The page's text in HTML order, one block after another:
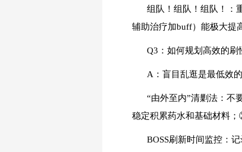
组队！组队！组队！：
辅助治疗加buff）能极大提
Q3：如何规划高效的刷
A：盲目乱逛是最低效
“由外至内”清剿法：不
稳定积累药水和基础材料
BOSS刷新时间监控：